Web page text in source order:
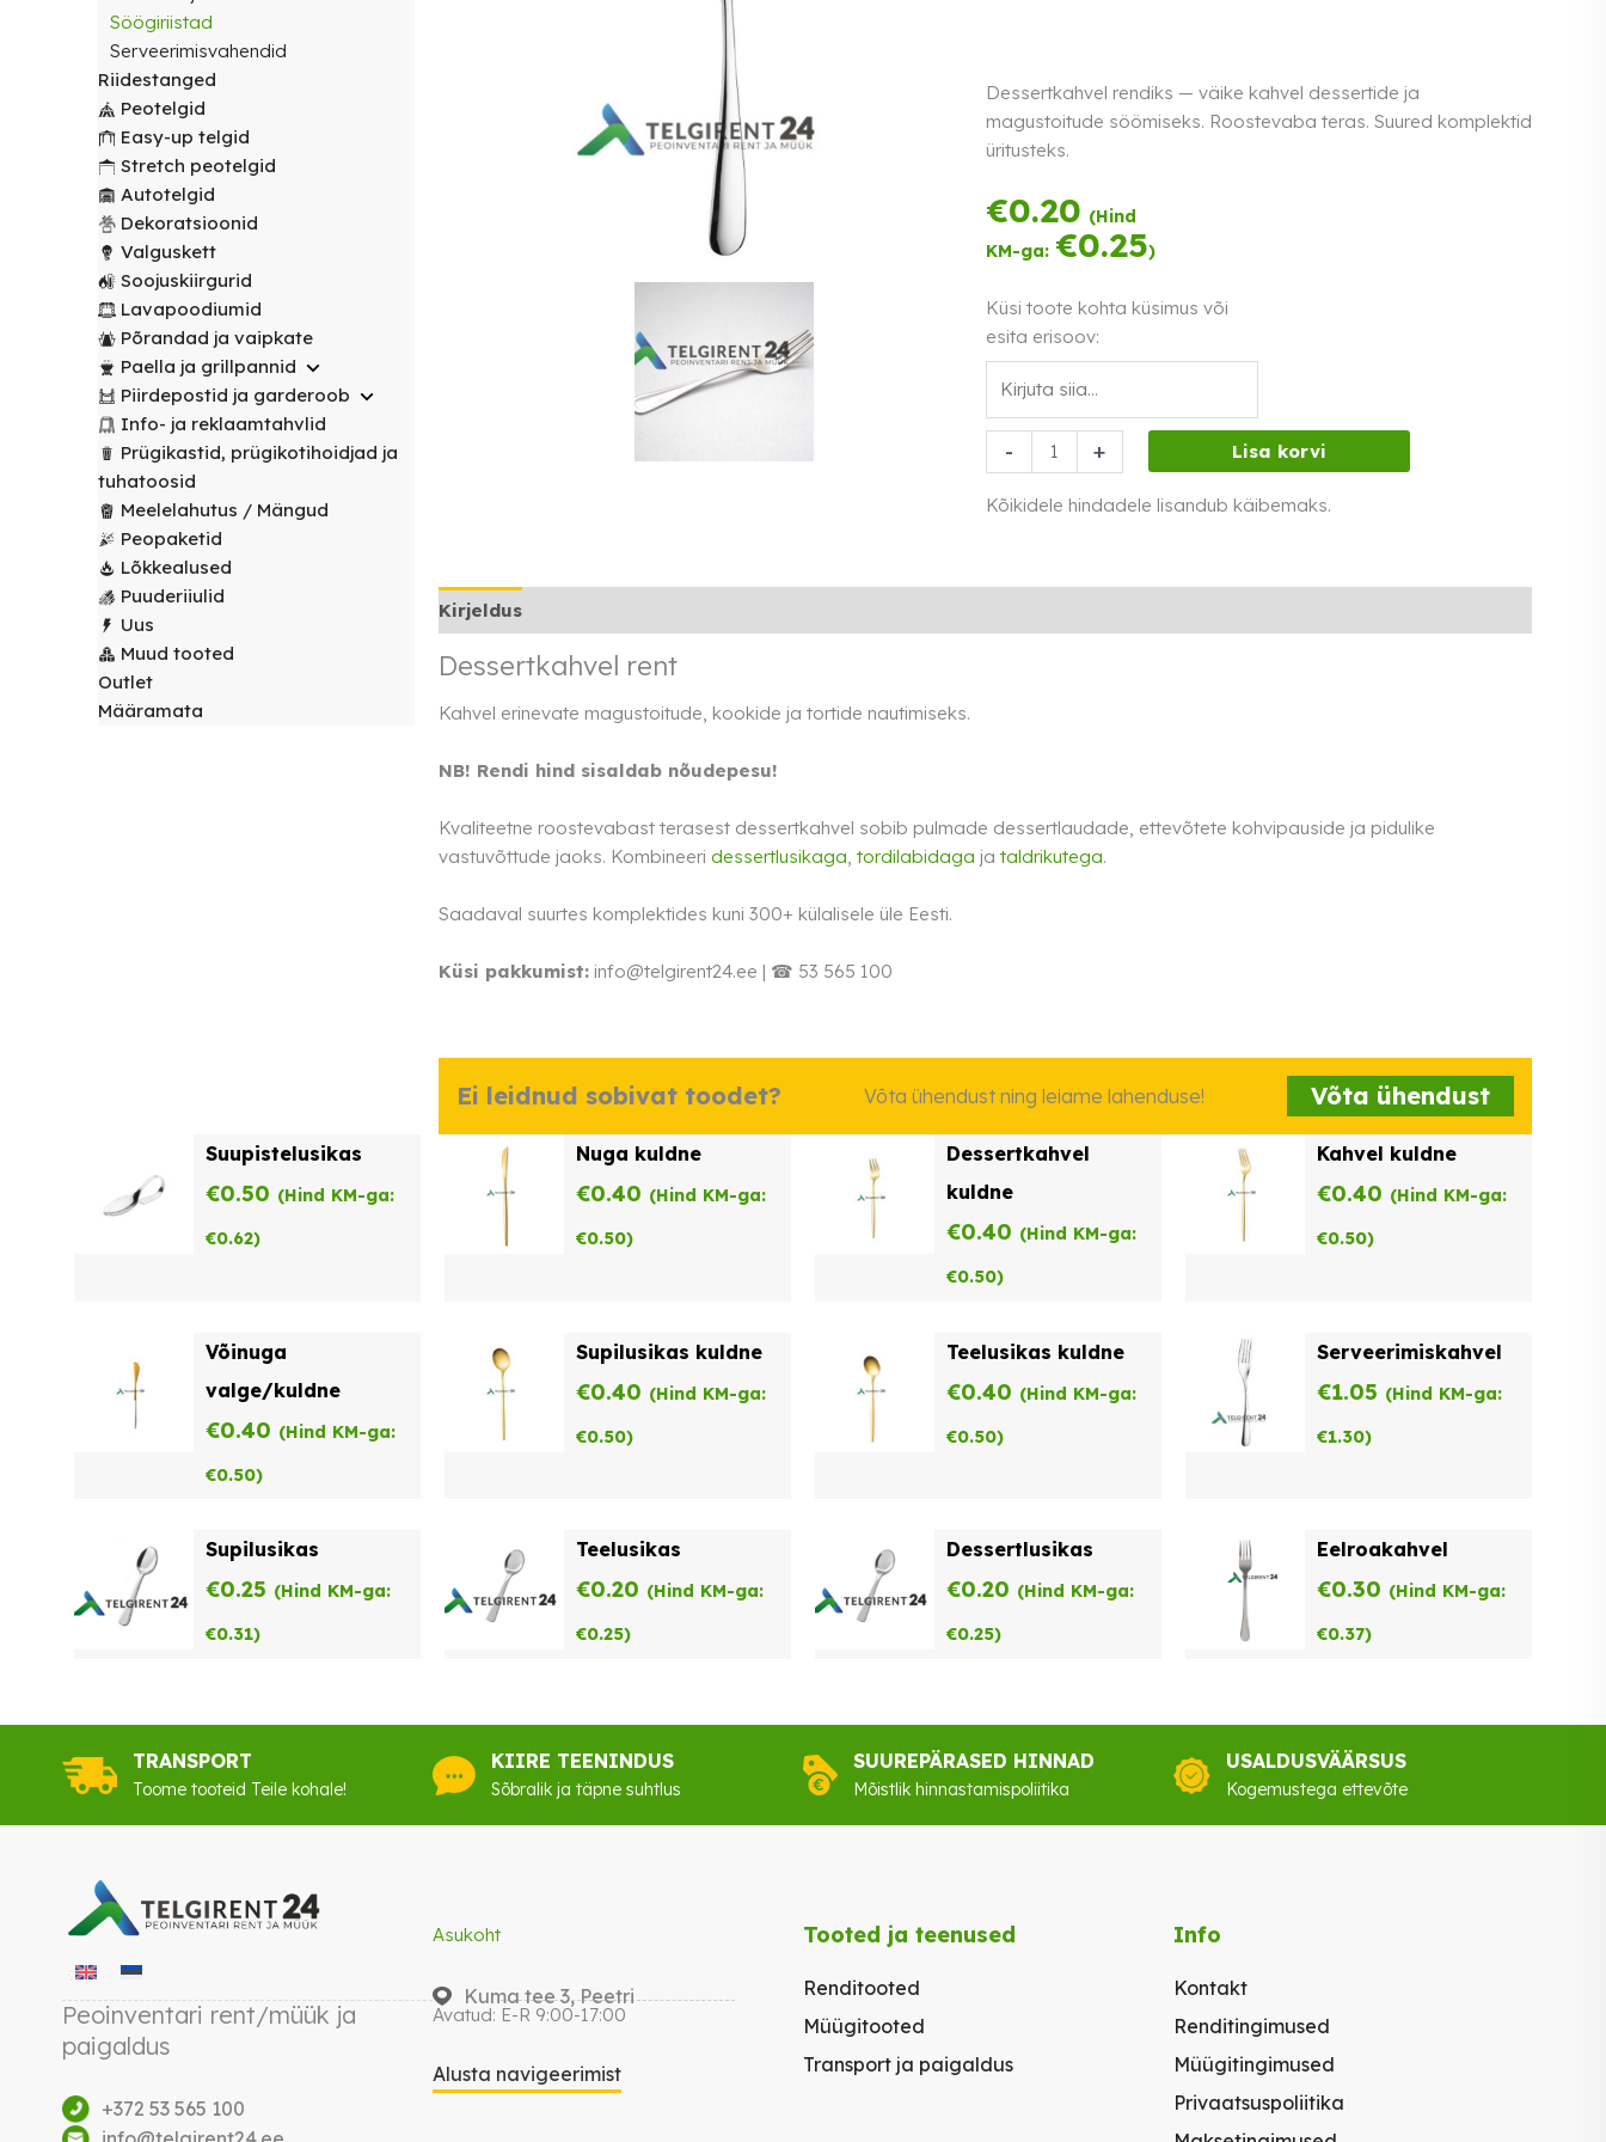
Peomööbel
Laudlinad
toolikatted
Ümmargused
laudlinad
Kandilised
Toolikatted
Servjetid ja
kaunistused
Valgustus
Valguskett POPULAARNE
Lauanõud
Lavapoodiumid
Mängud ja
meelelahutus
Muud
renditooted
Peopaketid
Prügikastid
lähemalt
Peomööbel
transpordikärud
Laudlinad
toolikatted
Ümmargused
laudlinad
Kandilised
Toolikatted
Prügikastid
Riidestanged
Meelelahutus
PuuderiiulidSöögiriistad
Serveerimisvahendid
Riidestanged
Peotelgid
Easy-up telgid
Stretch peotelgid
Autotelgid
Dekoratsioonid
Valguskett
Soojuskiirgurid
Lavapoodiumid
Põrandad ja vaipkate
Paella ja grillpannid
Piirdepostid ja garderoob
Info- ja reklaamtahvlid
Prügikastid, prügikotihoidjad ja
tuhatoosid
Meelelahutus / Mängud
Peopaketid
Lõkkealused
Puuderiiulid
Uus
Muud tooted
Outlet
Määramata
Dessertkahvel rendiks — väike kahvel dessertide ja
magustoitude söömiseks. Roostevaba teras. Suured komplektid
üritusteks.
€0.20 (Hind
KM-ga: €0.25)
Küsi toote kohta küsimus või
esita erisoov:
-
Dessertkahvel
kogus
+ Lisa korvi
Kõikidele hindadele lisandub käibemaks.
Kirjeldus
Dessertkahvel rent
Kahvel erinevate magustoitude, kookide ja tortide nautimiseks.
NB! Rendi hind sisaldab nõudepesu!
Kvaliteetne roostevabast terasest dessertkahvel sobib pulmade dessertlaudade, ettevõtete kohvipauside ja pidulike
vastuvõttude jaoks. Kombineeri dessertlusikaga, tordilabidaga ja taldrikutega.
Saadaval suurtes komplektides kuni 300+ külalisele üle Eesti.
Küsi pakkumist: info@telgirent24.ee | ☎ 53 565 100
Ei leidnud sobivat toodet? Võta ühendust ning leiame lahenduse! Võta ühendust
Suupistelusikas
€0.50 (Hind KM-ga:
€0.62)
Nuga kuldne
€0.40 (Hind KM-ga:
€0.50)
Dessertkahvel
kuldne
€0.40 (Hind KM-ga:
€0.50)
Kahvel kuldne
€0.40 (Hind KM-ga:
€0.50)
Võinuga
valge/kuldne
€0.40 (Hind KM-ga:
€0.50)
Supilusikas kuldne
€0.40 (Hind KM-ga:
€0.50)
Teelusikas kuldne
€0.40 (Hind KM-ga:
€0.50)
Serveerimiskahvel
€1.05 (Hind KM-ga:
€1.30)
Supilusikas
€0.25 (Hind KM-ga:
€0.31)
Teelusikas
€0.20 (Hind KM-ga:
€0.25)
Dessertlusikas
€0.20 (Hind KM-ga:
€0.25)
Eelroakahvel
€0.30 (Hind KM-ga:
€0.37)
TRANSPORT
Toome tooteid Teile kohale!
KIIRE TEENINDUS
Sõbralik ja täpne suhtlus
SUUREPÄRASED HINNAD
Mõistlik hinnastamispoliitika
USALDUSVÄÄRSUS
Kogemustega ettevõte
Peoinventari rent/müük ja
paigaldus
+372 53 565 100
Asukoht
Kuma tee 3, Peetri
Avatud: E-R 9:00-17:00
Alusta navigeerimist
Tooted ja teenused
Renditooted
Müügitooted
Transport ja paigaldus
Info
Kontakt
Renditingimused
Müügitingimused
Privaatsuspoliitika